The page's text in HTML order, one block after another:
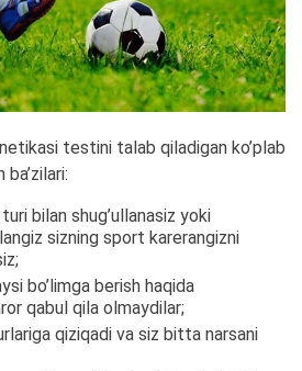
testini talab qiladigan ko’plab
bilan shug’ullanasiz yoki
sizning sport karerangizni
bo’limga berish haqida
qabul qila olmaydilar;
qiziqadi va siz bitta narsani